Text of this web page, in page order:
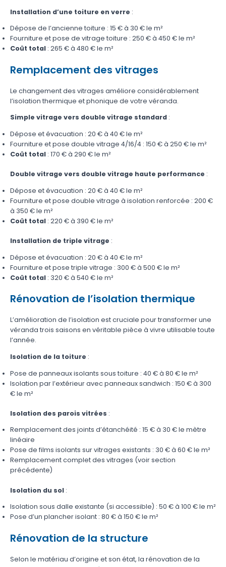
Installation d’une toiture en verre :
Dépose de l’ancienne toiture : 15 € à 30 € le m²
Fourniture et pose de vitrage toiture : 250 € à 450 € le m²
Coût total: 265 € à 480 € le m²
Remplacement des vitrages
Le changement des vitrages améliore considérablement
l’isolation thermique et phonique de votre véranda.
Simple vitrage vers double vitrage standard:
Dépose et évacuation : 20 € à 40 € le m²
Fourniture et pose double vitrage 4/16/4 : 150 € à 250 € le m²
Coût total: 170 € à 290 € le m²
Double vitrage vers double vitrage haute performance :
Dépose et évacuation : 20 € à 40 € le m²
Fourniture et pose double vitrage à isolation renforcée : 200 €
à 350 € le m²
Coût total: 220 € à 390 € le m²
Installation de triple vitrage :
Dépose et évacuation : 20 € à 40 € le m²
Fourniture et pose triple vitrage : 300 € à 500 € le m²
Coût total: 320 € à 540 € le m²
Rénovation de l’isolation thermique
L’amélioration de l’isolation est cruciale pour transformer une
véranda trois saisons en véritable pièce à vivre utilisable toute
l’année.
Isolation de la toiture :
Pose de panneaux isolants sous toiture : 40 € à 80 € le m²
Isolation par l’extérieur avec panneaux sandwich : 150 € à 300
€ le m²
Isolation des parois vitrées :
Remplacement des joints d’étanchéité : 15 € à 30 € le mètre
linéaire
Pose de films isolants sur vitrages existants : 30 € à 60 € le m²
Remplacement complet des vitrages (voir section
précédente)
Isolation du sol:
Isolation sous dalle existante (si accessible) : 50 € à 100 € le m²
Pose d’un plancher isolant : 80 € à 150 € le m²
Rénovation de la structure
Selon le matériau d’origine et son état, la rénovation de la